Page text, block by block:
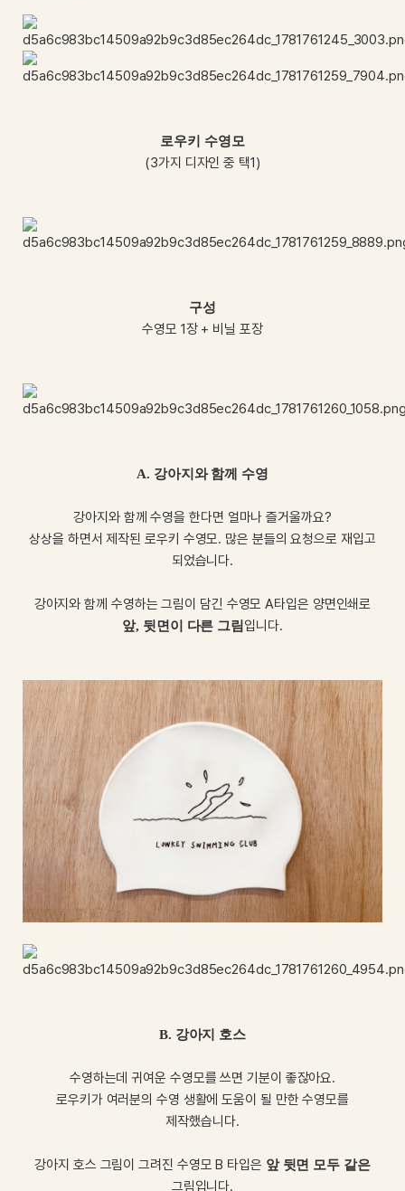
로우키 수영모
(3가지 디자인 중 택1)
구성
수영모 1장 + 비닐 포장
A. 강아지와 함께 수영
강아지와 함께 수영을 한다면 얼마나 즐거울까요?
상상을 하면서 제작된 로우키 수영모. 많은 분들의 요청으로 재입고
되었습니다.
강아지와 함께 수영하는 그림이 담긴 수영모 A타입은 양면인쇄로
앞, 뒷면이 다른 그림 입니다.
B. 강아지 호스
수영하는데 귀여운 수영모를 쓰면 기분이 좋잖아요.
로우키가 여러분의 수영 생활에 도움이 될 만한 수영모를
제작했습니다.
강아지 호스 그림이 그려진 수영모 B 타입은 앞 뒷면 모두 같은
그림입니다.